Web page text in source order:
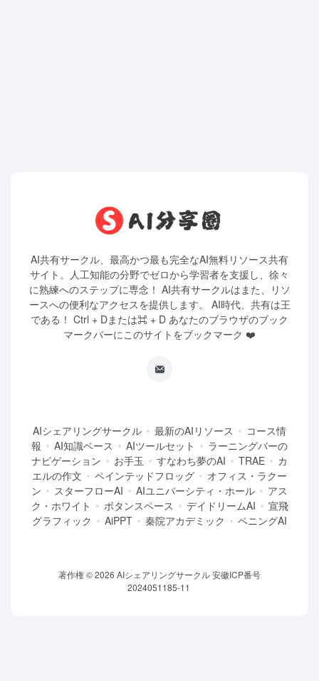
AI共有サークル、最高かつ最も完全なAI無料リソース共有
サイト。人工知能の分野でゼロから学習者を支援し、徐々
に熟練へのステップに専念！ AI共有サークルはまた、リソ
ースへの便利なアクセスを提供します。 AI時代、共有は王
である！ Ctrl + Dまたは⌘ + D あなたのブラウザのブック
マークバーにこのサイトをブックマーク ❤️
AIシェアリングサークル 最新のAIリソース
コース情
報
AI知識ベース AIツールセット
ラーニングバーの
ナビゲーション
お手玉 すなわち夢のAI TRAE
カ
エルの作文
ペインテッドフロッグ
オフィス・ラクー
ン
スターフローAI AIユニバーシティ・ホール
アス
ク・ホワイト
ボタンスペース デイドリームAI
宣飛
グラフィック
AiPPT 秦院アカデミック ペニングAI
著作権 © 2026 AIシェアリングサークル安徽ICP番号
2024051185-11